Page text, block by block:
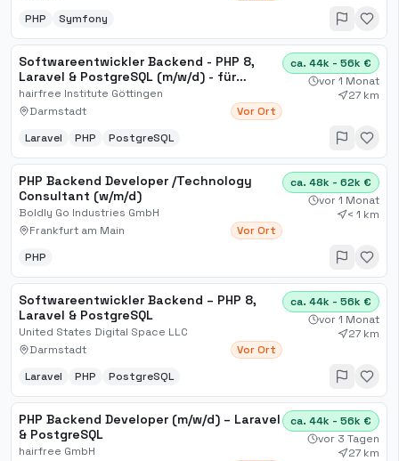
PHP Symfony
Softwareentwickler Backend - PHP 8,
Laravel & PostgreSQL (m/w/d) - für
moderne Webentwicklung mit
Umsetzungsstärke
hairfree Institute Göttingen
Darmstadt
Vor Ort
ca. 44k - 56k €
vor 1 Monat
27 km
Laravel PHP PostgreSQL
PHP Backend Developer /Technology
Consultant (w/m/d)
Boldly Go Industries GmbH
Frankfurt am Main
Vor Ort
ca. 48k - 62k €
vor 1 Monat
< 1 km
PHP
Softwareentwickler Backend – PHP 8,
Laravel & PostgreSQL
United States Digital Space LLC
Darmstadt
Vor Ort
ca. 44k - 56k €
vor 1 Monat
27 km
Laravel PHP PostgreSQL
PHP Backend Developer (m/w/d) – Laravel
& PostgreSQL
hairfree GmbH
ca. 44k - 56k €
vor 3 Tagen
27 km